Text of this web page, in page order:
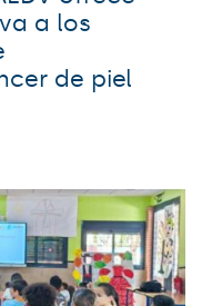
a los
de piel